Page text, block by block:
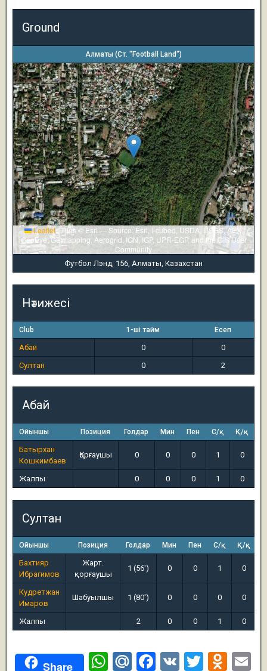
Ground
Алматы (Ст. "Football Land")
Leaflet|Tiles © Esri — Source: Esri, i-cubed, USDA, USGS, AEX,
GeoEye, Getmapping, Aerogrid, IGN, IGP, UPR-EGP, and the GIS User
Community
Футбол Лэнд, 156, Алматы, Казахстан
Нәтижесі
Club 1-ші тайм Есеп
Абай 0
0
Султан
0 2
Абай
Ойыншы Позиция Голдар Мин Пен С/қ Қ/қ
Батырхан
Кошкимбаев
Қорғаушы 0 0 0 1 0
Жалпы 0 0 0 1 0
Султан
Ойыншы Позиция Голдар Мин Пен С/қ Қ/қ
Бахтияр
Ибрагимов
Жарт.
қорғаушы
1 (56') 0 0 1 0
Кудретжан
Имаров
Шабуылшы 1 (80') 0 0 0 0
Жалпы 2 0 0 1 0
Share
W
M
F
V
T
O